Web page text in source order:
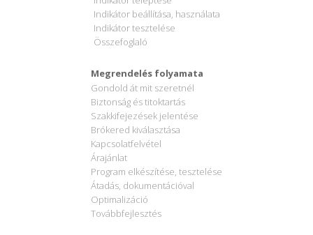
Indikátor beállítása, használata
Indikátor tesztelése
Összefoglaló
Megrendelés folyamata
Gondold át mit szeretnél
Biztonság és titoktartás
Szakkifejezések jelentése
Brókered kiválasztása
Kapcsolatfelvétel
Árajánlat
Program elkészítése, tesztelése
Átadás, dokumentációval
Optimalizáció
Továbbfejlesztés